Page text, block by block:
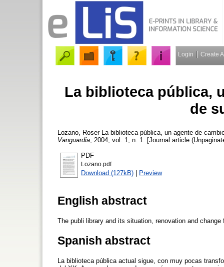
Login Create
La biblioteca pública,
de
Lozano, RoserLa biblioteca pública, un agente de
Vanguardia , 2004, vol. 1, n. 1. [Journal article
PDF
Lozano.pdf
Download (127kB) | Preview
English abstract
The publi library and its situation, renovation and
Spanish abstract
La biblioteca pública actual sigue, con muy pocas